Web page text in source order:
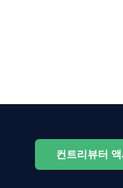
컨트리뷰터